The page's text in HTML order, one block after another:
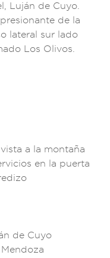
Luján de Cuyo.
presionante de l a
lateral sur lado
o Los Olivos.
a la montaña
icios en la puerta
de Cuyo